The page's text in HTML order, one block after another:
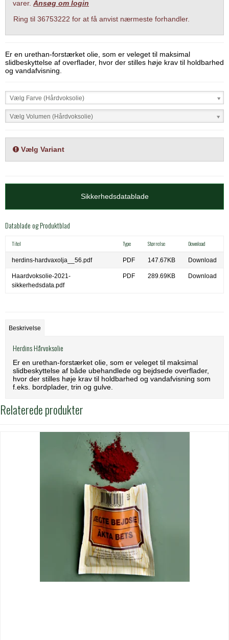
varer. Ansøg om login
Ring til 36753222 for at få anvist nærmeste forhandler.
Er en urethan-forstærket olie, som er veleget til maksimal
slidbeskyttelse af overflader, hvor der stilles høje krav til holdbarhed
og vandafvisning.
Vælg Farve (Hårdvoksolie)
Vælg Volumen (Hårdvoksolie)
Vælg Variant
Sikkerhedsdatablade
Datablade og Produktblad
Titel Type Størrelse Download
herdins-hardvaxolja__56.pdf PDF 147.67KB Download
Haardvoksolie-2021-
sikkerhedsdata.pdf
PDF 289.69KB Download
Beskrivelse
Herdins Hårvoksolie
Er en urethan-forstærket olie, som er veleget til maksimal
slidbeskyttelse af både ubehandlede og bejdsede overflader,
hvor der stilles høje krav til holdbarhed og vandafvisning som
f.eks. bordplader, trin og gulve.
Relaterede produkter